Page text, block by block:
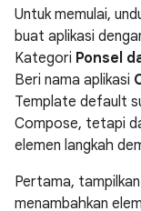
Untuk memulai,
buat aplikasi
Kategori Ponsel
Beri nama aplikasi
Template default
Compose, tetapi
elemen langkah
Pertama,
menambahkan